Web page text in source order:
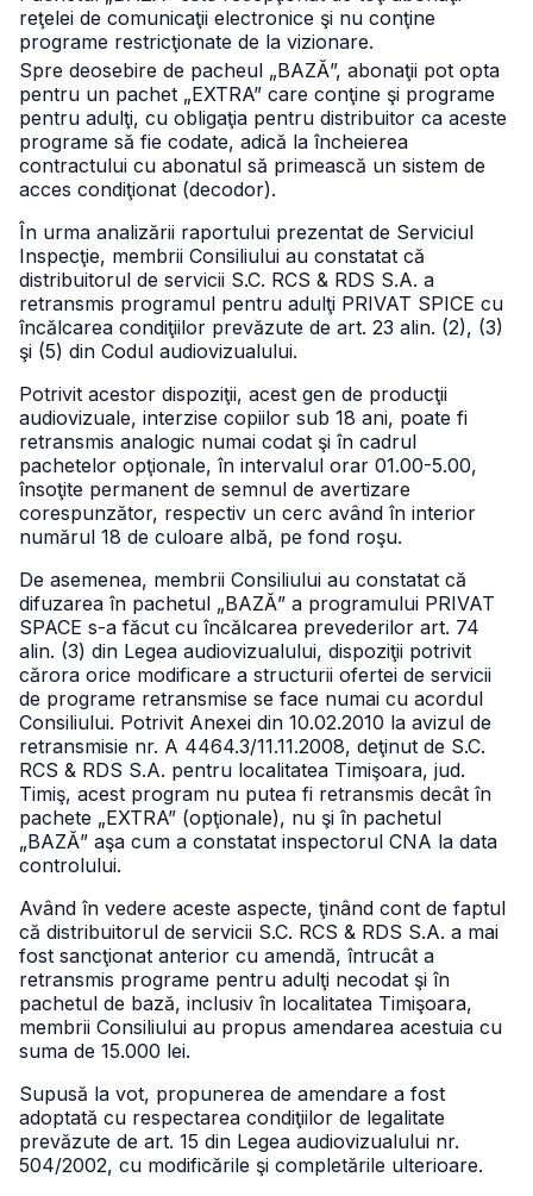
reţelei de comunicaţii electronice şi nu conţine
programe restricţionate de la vizionare.
Spre deosebire de pacheul „BAZĂ”, abonaţii pot opta
pentru un pachet „EXTRA” care conţine şi programe
pentru adulţi, cu obligaţia pentru distribuitor ca aceste
programe să fie codate, adică la încheierea
contractului cu abonatul să primească un sistem de
acces condiţionat (decodor).
În urma analizării raportului prezentat de Serviciul
Inspecţie, membrii Consiliului au constatat că
distribuitorul de servicii S.C. RCS & RDS S.A. a
retransmis programul pentru adulţi PRIVAT SPICE cu
încălcarea condiţiilor prevăzute de art. 23 alin. (2), (3)
şi (5) din Codul audiovizualului.
Potrivit acestor dispoziţii, acest gen de producţii
audiovizuale, interzise copiilor sub 18 ani, poate fi
retransmis analogic numai codat şi în cadrul
pachetelor opţionale, în intervalul orar 01.00-5.00,
însoţite permanent de semnul de avertizare
corespunzător, respectiv un cerc având în interior
numărul 18 de culoare albă, pe fond roşu.
De asemenea, membrii Consiliului au constatat că
difuzarea în pachetul „BAZĂ” a programului PRIVAT
SPACE s-a făcut cu încălcarea prevederilor art. 74
alin. (3) din Legea audiovizualului, dispoziţii potrivit
cărora orice modificare a structurii ofertei de servicii
de programe retransmise se face numai cu acordul
Consiliului. Potrivit Anexei din 10.02.2010 la avizul de
retransmisie nr. A 4464.3/11.11.2008, deţinut de S.C.
RCS & RDS S.A. pentru localitatea Timişoara, jud.
Timiş, acest program nu putea fi retransmis decât în
pachete „EXTRA” (opţionale), nu şi în pachetul
„BAZĂ” aşa cum a constatat inspectorul CNA la data
controlului.
Având în vedere aceste aspecte, ţinând cont de faptul
că distribuitorul de servicii S.C. RCS & RDS S.A. a mai
fost sancţionat anterior cu amendă, întrucât a
retransmis programe pentru adulţi necodat şi în
pachetul de bază, inclusiv în localitatea Timişoara,
membrii Consiliului au propus amendarea acestuia cu
suma de 15.000 lei.
Supusă la vot, propunerea de amendare a fost
adoptată cu respectarea condiţiilor de legalitate
prevăzute de art. 15 din Legea audiovizualului nr.
504/2002, cu modificările şi completările ulterioare.